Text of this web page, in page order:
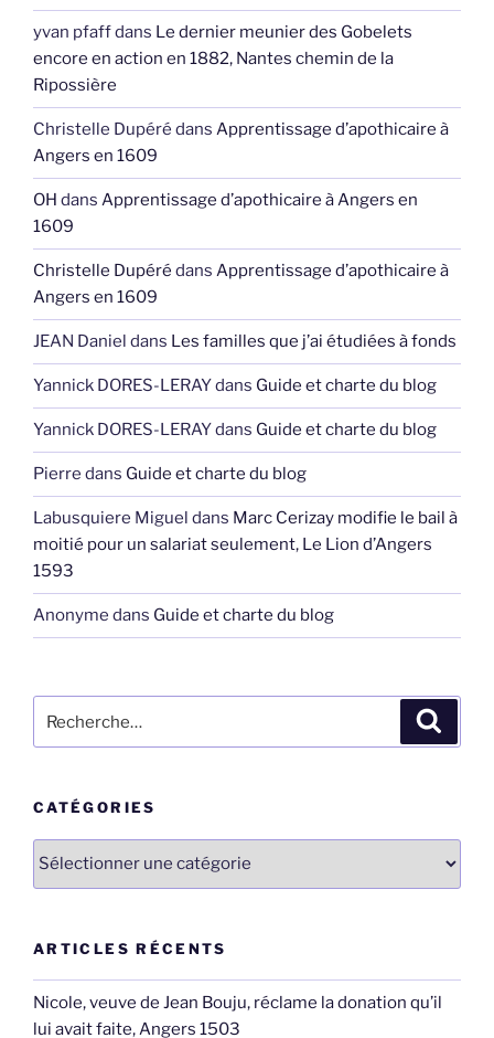
yvan pfaffdans Le dernier meunier des Gobelets
encore en action en 1882, Nantes chemin de la
Ripossière
Christelle Dupéré dans Apprentissage d’apothicaire à
Angers en 1609
OH dans Apprentissage d’apothicaire à Angers en
1609
Christelle Dupéré dans Apprentissage d’apothicaire à
Angers en 1609
JEAN Daniel dans Les familles que j’ai étudiées à fonds
Yannick DORES-LERAYdans Guide et charte du blog
Yannick DORES-LERAYdans Guide et charte du blog
Pierre dans Guide et charte du blog
Labusquiere Miguel dans Marc Cerizay modifie le bail à
moitié pour un salariat seulement, Le Lion d’Angers
1593
Anonyme dans Guide et charte du blog
pour
CATÉGORIES
Catégories
ARTICLES RÉCENTS
Nicole, veuve de Jean Bouju, réclame la donation qu’il
lui avait faite, Angers 1503